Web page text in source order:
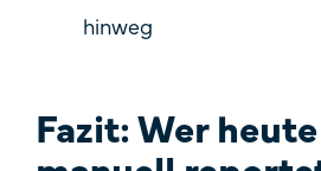
hinweg
Fazit: Wer